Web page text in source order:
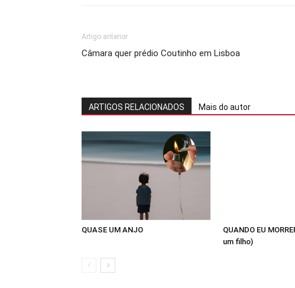
Artigo anterior
Câmara quer prédio Coutinho em Lisboa
ARTIGOS RELACIONADOS Mais do autor
QUASE UM ANJO
QUANDO EU
um filho)